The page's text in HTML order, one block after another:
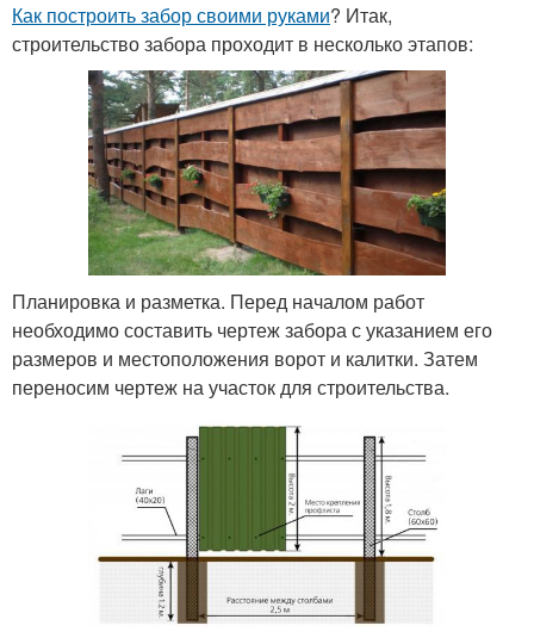
Как построить забор своими руками? Итак,
строительство забора проходит в несколько этапов:
Планировка и разметка. Перед началом работ
необходимо составить чертеж забора с указанием его
размеров и местоположения ворот и калитки. Затем
переносим чертеж на участок для строительства.